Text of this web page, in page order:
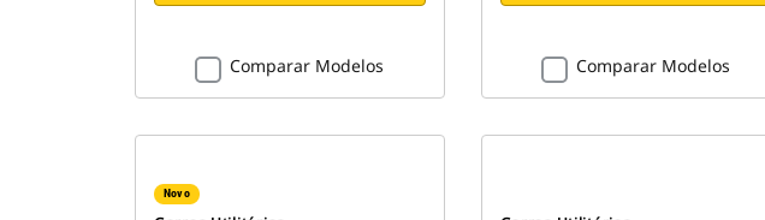
Comparar Modelos Comparar Modelos
Novo